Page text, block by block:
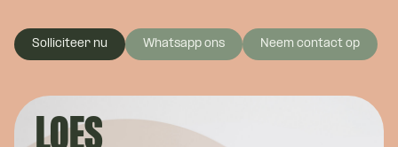
Solliciteer nu Whatsapp ons Neem contact op